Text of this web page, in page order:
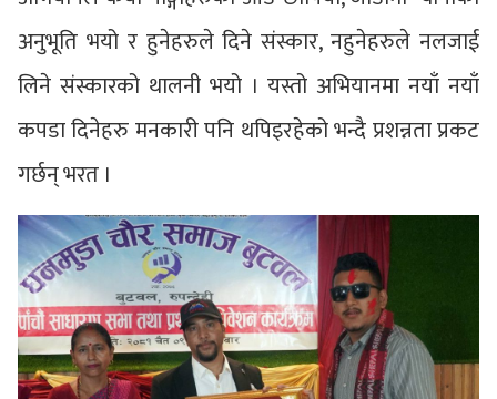
अनुभूति भयो र हुनेहरुले दिने संस्कार, नहुनेहरुले नलजाई
लिने संस्कारको थालनी भयो । यस्तो अभियानमा नयाँ नयाँ
कपडा दिनेहरु मनकारी पनि थपिइरहेको भन्दै प्रशन्नता प्रकट
गर्छन् भरत ।